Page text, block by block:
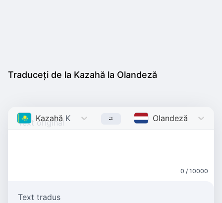
Traduceți de la Kazahă la Olandeză
Kazahă Kazakh Olandeză Dutch
0 / 10000
Text tradus